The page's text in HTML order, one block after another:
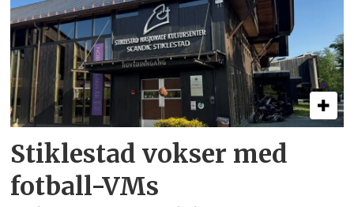
Stiklestad vokser med
fotball-VMs